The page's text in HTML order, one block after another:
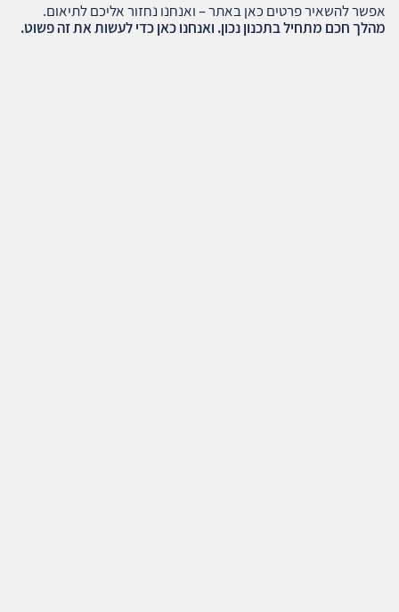
אפשר להשאיר פרטים כאן באתר – ואנחנו נחזור אליכם לתיאום.
מהלך חכם מתחיל בתכנון נכון. ואנחנו כאן כדי לעשות את זה פשוט.